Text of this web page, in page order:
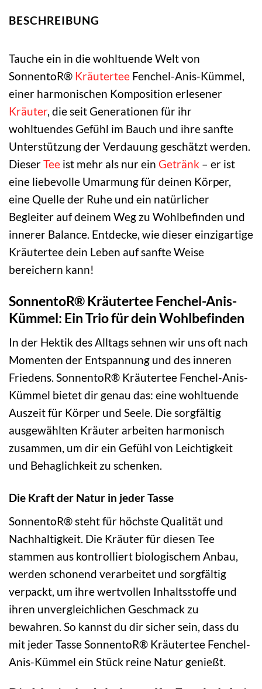
BESCHREIBUNG
Tauche ein in die wohltuende Welt von
SonnentoR® Kräutertee Fenchel-Anis-Kümmel,
einer harmonischen Komposition erlesener
Kräuter, die seit Generationen für ihr
wohltuendes Gefühl im Bauch und ihre sanfte
Unterstützung der Verdauung geschätzt werden.
DieserTee ist mehr als nur ein Getränk – er ist
eine liebevolle Umarmung für deinen Körper,
eine Quelle der Ruhe und ein natürlicher
Begleiter auf deinem Weg zu Wohlbefinden und
innerer Balance. Entdecke, wie dieser einzigartige
Kräutertee dein Leben auf sanfte Weise
bereichern kann!
SonnentoR® Kräutertee Fenchel-Anis-
Kümmel: Ein Trio für dein Wohlbefinden
In der Hektik des Alltags sehnen wir uns oft nach
Momenten der Entspannung und des inneren
Friedens. SonnentoR® Kräutertee Fenchel-Anis-
Kümmel bietet dir genau das: eine wohltuende
Auszeit für Körper und Seele. Die sorgfältig
ausgewählten Kräuter arbeiten harmonisch
zusammen, um dir ein Gefühl von Leichtigkeit
und Behaglichkeit zu schenken.
Die Kraft der Natur in jeder Tasse
SonnentoR® steht für höchste Qualität und
Nachhaltigkeit. Die Kräuter für diesen Tee
stammen aus kontrolliert biologischem Anbau,
werden schonend verarbeitet und sorgfältig
verpackt, um ihre wertvollen Inhaltsstoffe und
ihren unvergleichlichen Geschmack zu
bewahren. So kannst du dir sicher sein, dass du
mit jeder Tasse SonnentoR® Kräutertee Fenchel-
Anis-Kümmel ein Stück reine Natur genießt.